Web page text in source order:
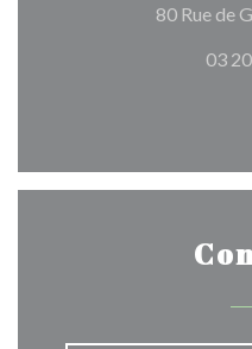
80 Rue de
03